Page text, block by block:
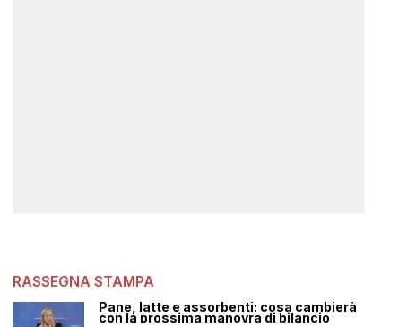
RASSEGNA STAMPA
Pane, latte e assorbenti: cosa cambierà
con la prossima manovra di bilancio